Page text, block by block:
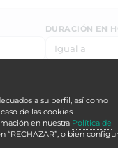
DURACIÓN EN
Lo más
a su perfil, así como
de las cookies
en nuestra Política de
“RECHAZAR”, o bien